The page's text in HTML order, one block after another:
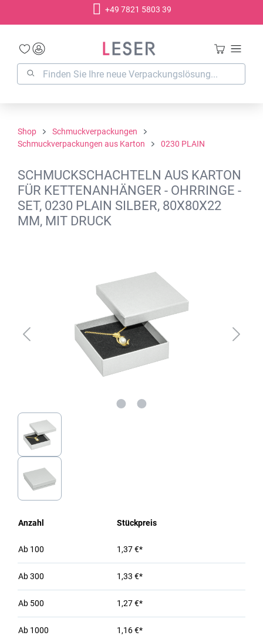
+49 7821 5803 39
Shop
Schmuckverpackungen
Schmuckverpackungen aus Karton
0230 PLAIN
SCHMUCKSCHACHTELN AUS KARTON
FÜR KETTENANHÄNGER - OHRRINGE -
SET, 0230 PLAIN SILBER, 80X80X22
MM, MIT DRUCK
Anzahl Stückpreis
Ab 100 1,37 €*
Ab300 1,33 €*
Ab 500 1,27 €*
Ab 1000 1,16 €*